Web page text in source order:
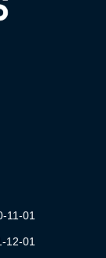
11-01
12-01